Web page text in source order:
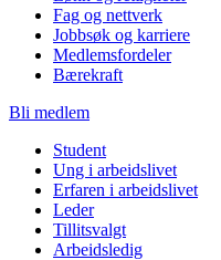
Fag og nettverk
Jobbsøk og karriere
Medlemsfordeler
Bærekraft
Bli medlem
Student
Ung i arbeidslivet
Erfaren i arbeidslivet
Leder
Tillitsvalgt
Arbeidsledig